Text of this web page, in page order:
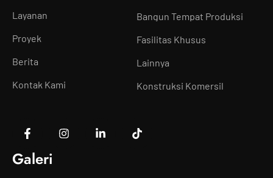
Layanan
Proyek
Berita
Kontak Kami
Bangun Tempat Produksi
Fasilitas Khusus
Lainnya
Konstruksi Komersil
Galeri